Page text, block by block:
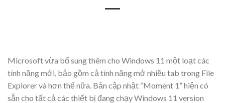
​Microsoft vừa bổ sung thêm cho Windows 11 một loạt các
tính năng mới, bảo gồm cả tính năng mở nhiều tab trong File
Explorer và hơn thế nữa. Bản cập nhật “Moment 1” hiện có
sẵn cho tất cả các thiết bị đang chạy Windows 11 version